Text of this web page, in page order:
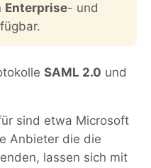
Enterprise- und
SAML 2.0 und
sind etwa Microsoft
Anbieter die die
lassen sich mit